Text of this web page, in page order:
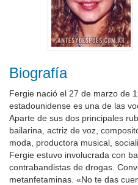
Biografía
Fergie nació el 27 de marzo de
estadounidense es una de las
Aparte de sus dos principales
bailarina, actriz de voz,
moda, productora musical,
Fergie estuvo involucrada con
contrabandistas de drogas.
metanfetaminas. «No te das